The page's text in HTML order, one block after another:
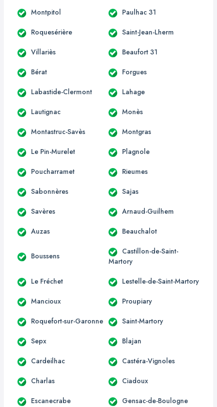
Montpitol Paulhac 31
Roquesérière Saint-Jean-Lherm
Villariès Beaufort 31
Bérat Forgues
Labastide-Clermont Lahage
Lautignac Monès
Montastruc-Savès Montgras
Le Pin-Murelet Plagnole
Poucharramet Rieumes
Sabonnères Sajas
Savères Arnaud-Guilhem
Auzas Beauchalot
Boussens
Castillon-de-Saint-
Martory
Le Fréchet Lestelle-de-Saint-Martory
Mancioux Proupiary
Roquefort-sur-Garonne Saint-Martory
Sepx Blajan
Cardeilhac Castéra-Vignoles
Charlas Ciadoux
Escanecrabe Gensac-de-Boulogne